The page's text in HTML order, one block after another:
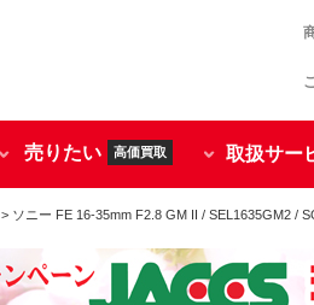
売りたい 高価買取 取扱サー
> ソニー FE 16-35mm F2.8 GM II / SEL1635GM2 /